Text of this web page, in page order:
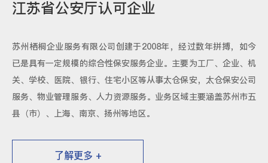
江苏省公安厅认可企业
苏州栖桐企业服务有限公司创建于2008年，经过数年拼搏，如今
已是具有一定规模的综合性保安服务企业。主要为工厂、企业、机
关、学校、医院、银行、住宅小区等从事太仓保安，太仓保安公司
服务、物业管理服务、人力资源服务。业务区域主要涵盖苏州市五
县（市）、上海、南京、扬州等地区。
了解更多 +